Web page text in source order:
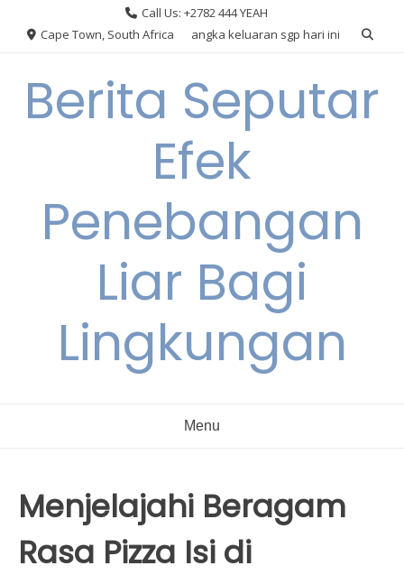
Call Us: +2782 444 YEAH
Cape Town, South Africa
angka keluaran sgp hari ini
Berita Seputar
Efek
Penebangan
Liar Bagi
Lingkungan
Menu
Menjelajahi Beragam
Rasa Pizza Isi di